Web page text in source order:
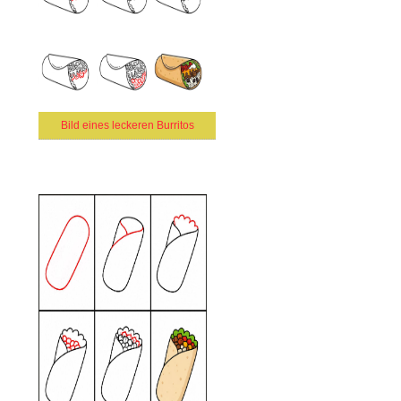
Bild eines leckeren Burritos